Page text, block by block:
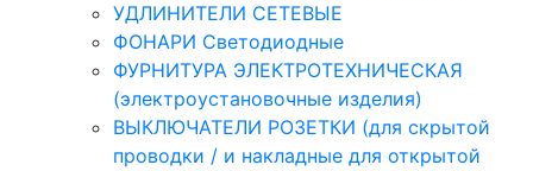
УДЛИНИТЕЛИ СЕТЕВЫЕ
ФОНАРИ Светодиодные
ФУРНИТУРА ЭЛЕКТРОТЕХНИЧЕСКАЯ
(электроустановочные изделия)
ВЫКЛЮЧАТЕЛИ РОЗЕТКИ (для скрытой
проводки / и накладные для открытой